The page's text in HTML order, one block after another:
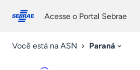
conosco
Acesse o Portal Sebrae
Você está na ASN Paraná